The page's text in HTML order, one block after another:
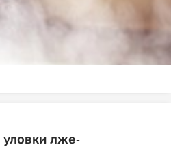
уловки лже-